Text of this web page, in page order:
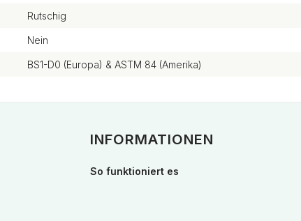
Rutschig
Nein
BS1-D0 (Europa) & ASTM 84 (Amerika)
INFORMATIONEN
So funktioniert es